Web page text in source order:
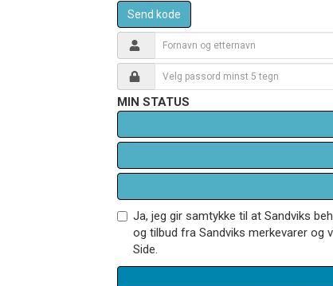
Send kode
MIN STATUS
Ja, jeg gir samtykke til at Sandviks
og tilbud fra Sandviks merkevarer og
Side.